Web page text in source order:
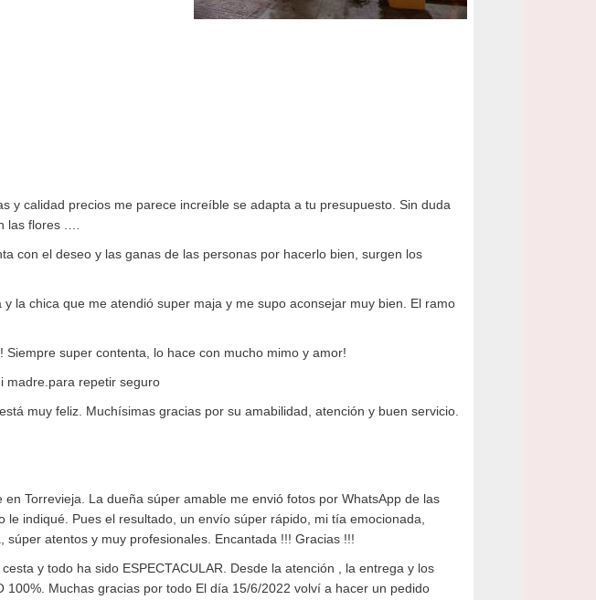
y calidad precios me parece increíble se adapta a tu presupuesto. Sin duda
las flores .…
con el deseo y las ganas de las personas por hacerlo bien, surgen los
la chica que me atendió super maja y me supo aconsejar muy bien. El ramo
super contenta, lo hace con mucho mimo y amor!
madre.para repetir seguro
muy feliz. Muchísimas gracias por su amabilidad, atención y buen servicio.
Torrevieja. La dueña súper amable me envió fotos por WhatsApp de las
indiqué. Pues el resultado, un envío súper rápido, mi tía emocionada,
atentos y muy profesionales. Encantada !!! Gracias !!!
y todo ha sido ESPECTACULAR. Desde la atención , la entrega y los
Muchas gracias por todo El día 15/6/2022 volví a hacer un pedido